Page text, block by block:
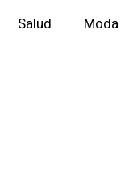
Salud Moda